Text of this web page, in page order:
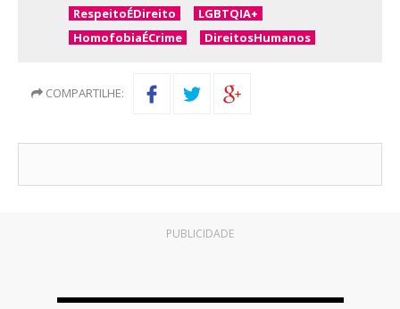
RespeitoÉDireito
LGBTQIA+
HomofobiaÉCrime
DireitosHumanos
COMPARTILHE:
PUBLICIDADE